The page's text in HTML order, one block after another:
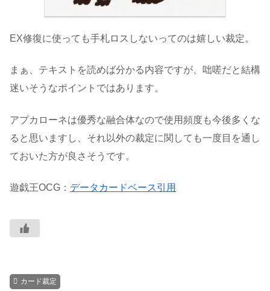
EX修復に使っても手札ロスしないってのは嬉しい裁定。
まぁ、テキストを読めば分かる内容ですが、咄嗟だと結構
迷いそうなポイントではあります。
アプカローネは優秀な融合体なので使用頻度も今後多くな
ると思いますし、それ以外の裁定に関しても一度目を通し
ておいた方が良さそうです。
遊戯王OCG： データカードベース引用
カード裁定